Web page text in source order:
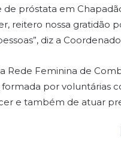
próstata em
reitero nossa gratidão
diz a
Rede Feminina de
por voluntárias
e também de atuar